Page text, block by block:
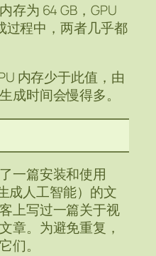
存为 64 GB，GPU
过程中，两者几乎都
内存少于此值，由
成时间会慢得多。
一篇安装和使用
成人工智能）的文
上写过一篇关于视
章。为避免重复，
们。